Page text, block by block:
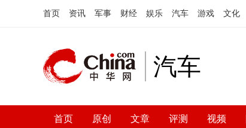
首页 资讯 军事 财经 娱乐 汽车 游戏 文化
汽车
首页 原创 文章 评测 视频